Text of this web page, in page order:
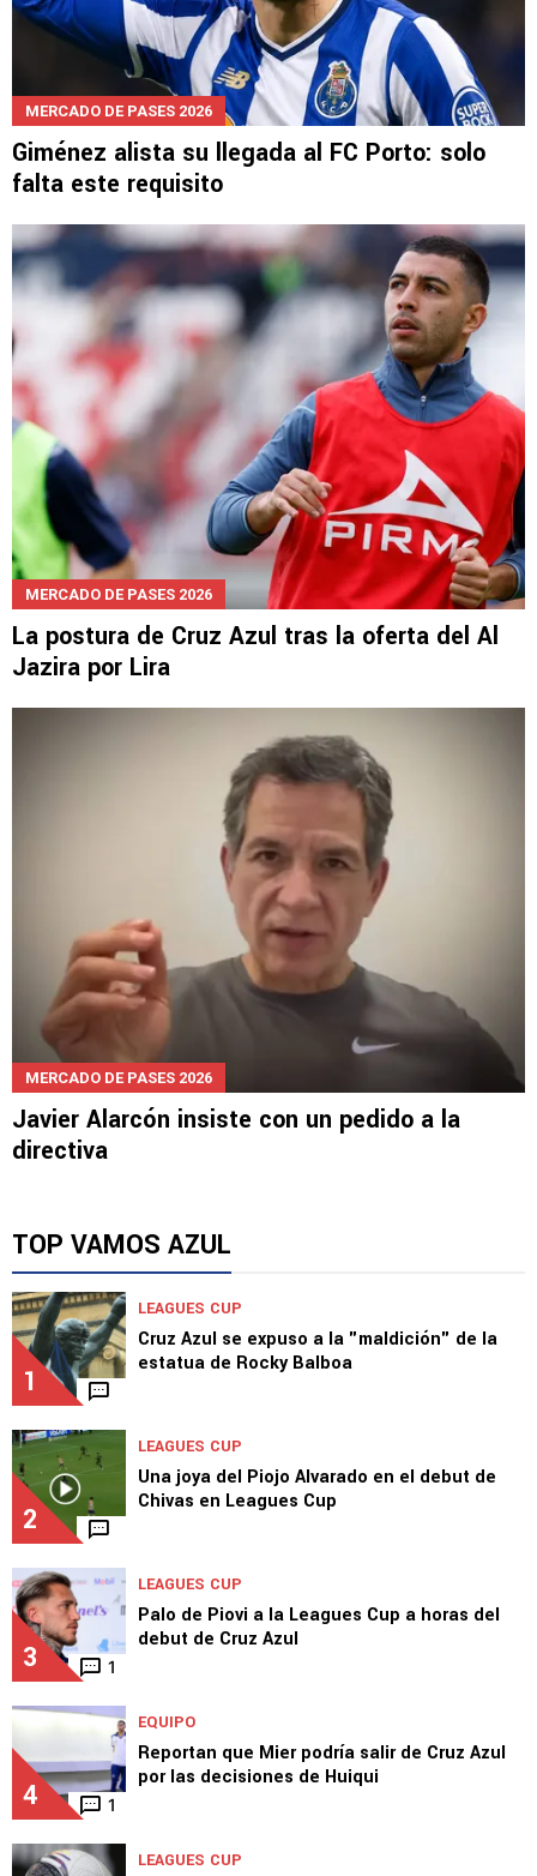
MERCADO DE PASES 2026
Giménez alista su llegada al FC Porto: solo
falta este requisito
MERCADO DE PASES 2026
La postura de Cruz Azul tras la oferta del Al
Jazira por Lira
MERCADO DE PASES 2026
Javier Alarcón insiste con un pedido a la
directiva
TOP VAMOS AZUL
1
LEAGUES CUP
Cruz Azul se expuso a la "maldición" de la
estatua de Rocky Balboa
2
LEAGUES CUP
Una joya del Piojo Alvarado en el debut de
Chivas en Leagues Cup
3 1
LEAGUES CUP
Palo de Piovi a la Leagues Cup a horas del
debut de Cruz Azul
4 1
EQUIPO
Reportan que Mier podría salir de Cruz Azul
por las decisiones de Huiqui
LEAGUES CUP